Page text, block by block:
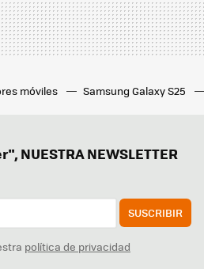
móviles Samsung Galaxy S25
NUESTRA NEWSLETTER
SUSCRIBIR
política de privacidad